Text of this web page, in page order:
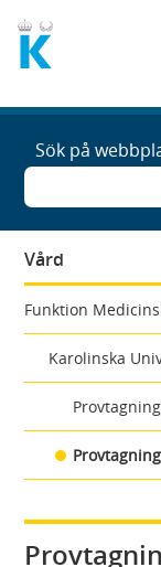
Sök på
Vård
Funktion
Karolinska